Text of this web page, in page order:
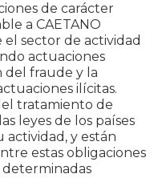
de carácter
a CAETANO
sector de actividad
actuaciones
del fraude y la
ilícitas.
tratamiento de
leyes de los países
actividad, y están
estas obligaciones